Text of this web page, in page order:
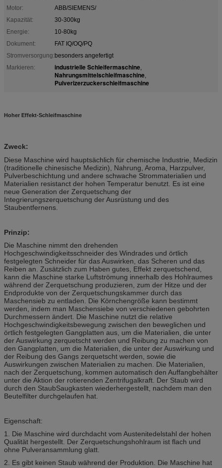
Motor:
ABB/SIEMENS/
Kapazität:
30-300kg
Energie:
10-80kg
Dokument:
FAT IQ/OQ/PQ
Stromversorgung:besonders angefertigt
Markieren:
industrielle Schleifermaschine,
Nahrungsmittelschleifmaschine,
Pulverizerzuckerschleifmaschine
Hoher Effekt-Schleifmaschine
Zweck:
Diese Maschine wird hauptsächlich für chemische Industrie, Medizin
(traditionelle chinesische Medizin), Nahrung, Aroma, Harzpulver,
Pulverbeschichtung und andere schwache Strommaterialien und
Materialien resistanct der hohen Temperatur benutzt. Es ist eine
neue Generation der Zerquetschung der
Integrierungszerquetschung der Ausrüstung und des
Staubentfernens.
Prinzip:
Die Maschine nimmt den drehenden
Hochgeschwindigkeitsschneider des Windrades und örtlich
festgelegten Schneider für das Auswirken, das Scheren und das
Reiben an. Zusätzlich zum Haben gutes, Effekt zerquetschend,
kann die Maschine starke Luftströmung innerhalb des Hohlraumes
während der Zerquetschung produzieren, zum der Hitze und der
Endprodukte von der Zerquetschungskammer durch das
Maschensieb zu entladen. Die Körnchengröße kann bestimmt
werden, indem man Maschensiebe von verschiedenen gebohrten
Durchmessern ändert. Die Maschine nutzt die relative
Hochgeschwindigkeitsbewegung zwischen den beweglichen und
örtlich festgelegten Gangplatten aus, um die Materialien, die unter
der Auswirkung zerquetscht werden und Reibung zu machen von
den Gangplatten, um die Materialien, die unter der Auswirkung und
der Reibung des Gangs zerquetscht werden, sowie die
Auswirkungen zwischen Materialien zu machen. Die Materialien,
nach der Zerquetschung, kommen automatisch den Auffangbehälter
unter die Aktion der rotierenden Zentrifugalkraft. Der Staub wird
durch den StaubSaugkasten wiederhergestellt, nachdem man den
Beutelfilter durchgelaufen hat.
Eigenschaft:
1. Die Maschine wird durchdacht vom Austenitedelstahl der hohen
Qualität hergestellt. Der Zerquetschungshohlraum ist flach und
ohne Pulveransammlung glatt.
2. Es gibt keinen Staub während der Produktion. Die Maschine hat